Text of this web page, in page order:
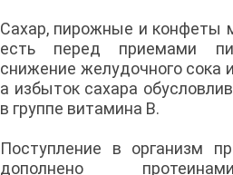
Сахар, пирожные и конфеты
есть перед приемами
снижение желудочного сока
а избыток сахара
в группе витамина В.
Поступление в организм
дополнено